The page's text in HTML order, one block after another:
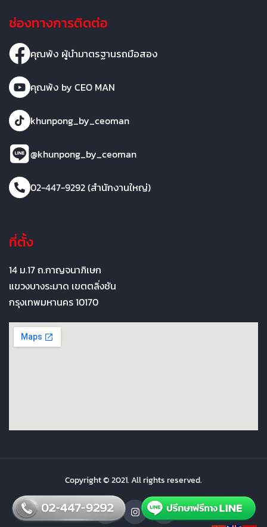
ช่องทางการติดต่อ
คุณพ้ง ผู้นำมาตรฐานรถมือสอง
คุณพ้ง by CEO MAN
khunpong_by_ceoman
@khunpong_by_ceoman
02-447-9292 (สำนักงานใหญ่)
ที่ตั้ง
14 ม.17 ถ.กาญจนาภิเษก
แขวงบางระมาด เขตตลิ่งชัน
กรุงเทพมหานคร 10170
Copyright © 2021. All rights reserved.